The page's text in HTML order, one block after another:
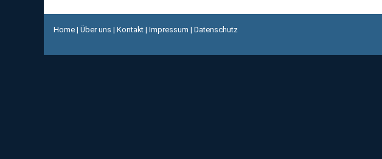
Home | Über uns | Kontakt | Impressum | Datenschutz